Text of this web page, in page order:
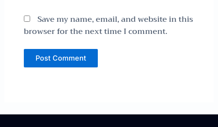
Save my name, email, and website in this
browser for the next time I comment.